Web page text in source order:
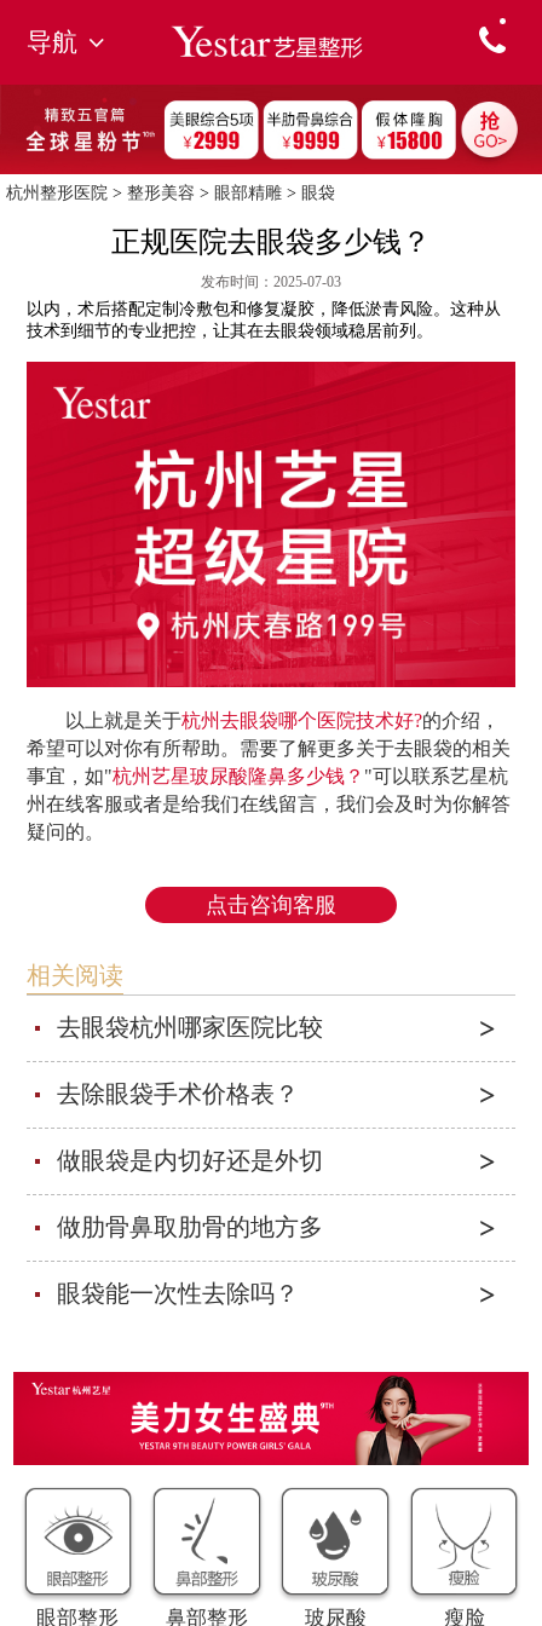
导航
杭州整形医院 > 整形美容 > 眼部精雕 > 眼袋
正规医院去眼袋多少钱？
发布时间：2025-07-03
以内，术后搭配定制冷敷包和修复凝胶，降低淤青风险。这种从
技术到细节的专业把控，让其在去眼袋领域稳居前列。
以上就是关于杭州去眼袋哪个医院技术好?的介绍，
希望可以对你有所帮助。需要了解更多关于去眼袋的相关
事宜，如"杭州艺星玻尿酸隆鼻多少钱？ "可以联系艺星杭
州在线客服或者是给我们在线留言，我们会及时为你解答
疑问的。
点击咨询客服
相关阅读
去眼袋杭州哪家医院比较
去除眼袋手术价格表？
做眼袋是内切好还是外切
做肋骨鼻取肋骨的地方多
眼袋能一次性去除吗？
眼部整形 鼻部整形 玻尿酸 瘦脸